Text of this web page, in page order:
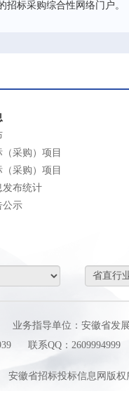
标采购综合性网络门户。
采购）项目
（采购）项目
发布统计
公示
业务指导单位：安徽省发
联系QQ：2609994999
安徽省招标投标信息网版